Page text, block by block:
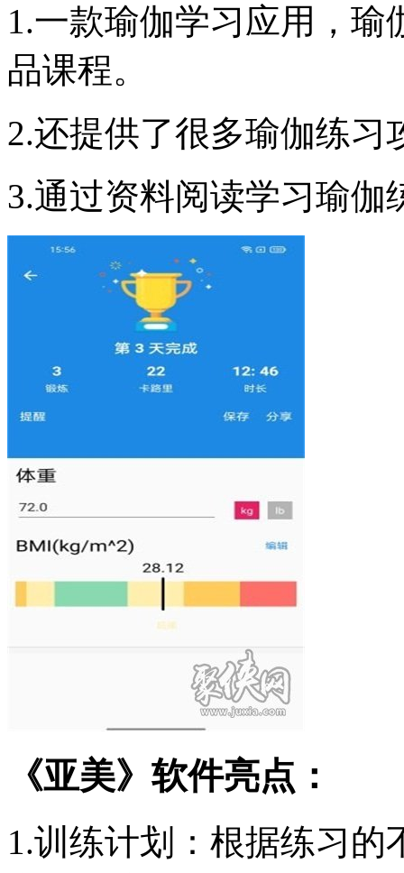
1.一款瑜伽学习应用，
品课程。
2.还提供了很多瑜伽练习
3.通过资料阅读学习瑜伽
《亚美》软件亮点：
1.训练计划：根据练习